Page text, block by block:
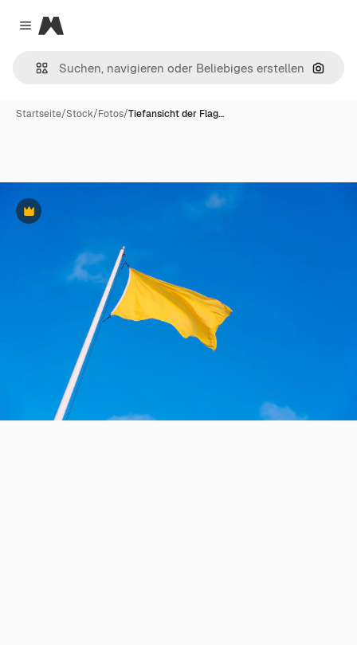
Close menu
Magnific
Nach
Startseite/Stock/Fotos/Tiefansicht der Flag…
Premium